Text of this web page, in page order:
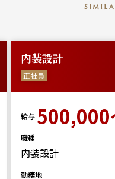
内装設計
正社員
給与
職種
内装設計
勤務地